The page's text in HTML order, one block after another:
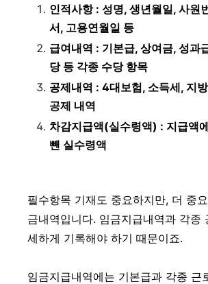
인적사항 : 성명, 생년월일, 사원
서, 고용연월일 등
급여내역 : 기본급, 상여금, 성과
당 등 각종 수당 항목
공제내역 : 4대보험, 소득세, 지
공제 내역
차감지급액(실수령액) : 지급액
뺀 실수령액
필수항목 기재도 중요하지만, 더 중
금내역입니다. 임금지급내역과 각종
세하게 기록해야 하기 때문이죠.
임금지급내역에는 기본급과 각종 근